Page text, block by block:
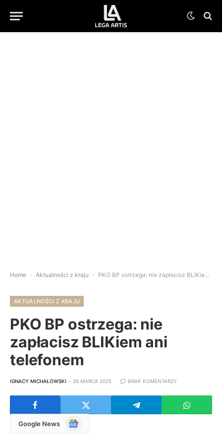
Home - Aktualności z kraju - PKO BP ostrzega: nie zapłacisz BLIKiem ani telefonem
AKTUALNOŚCI Z KRAJU
PKO BP ostrzega: nie
zapłacisz BLIKiem ani
telefonem
IGNACY MICHAŁOWSKI 26 MARCA 2025 BRAK KOMENTARZY
Google News
Google